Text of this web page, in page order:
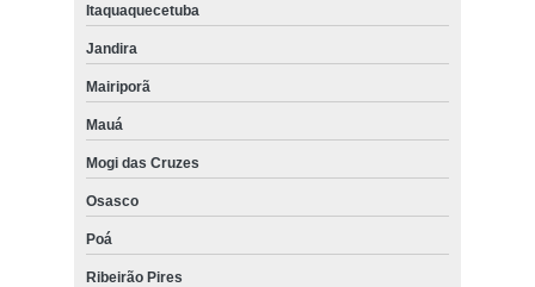
Itaquaquecetuba
Jandira
Mairiporã
Mauá
Mogi das Cruzes
Osasco
Poá
Ribeirão Pires